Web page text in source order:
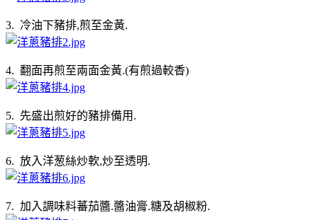
3. 冷油下豬排,煎至金黃.
4. 翻面再煎至兩面金黃.(有煎過較香)
5. 先盛出煎好的豬排備用.
6. 放入洋葱絲炒軟,炒至透明.
7. 加入調味料蕃茄醬.醬油膏.糖及胡椒粉.